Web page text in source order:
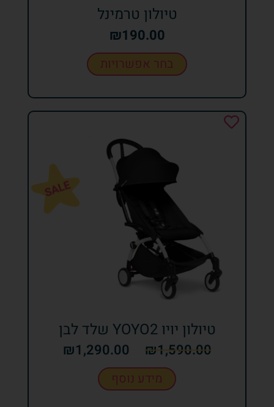
טיולון טרמינל
₪190.00
בחר אפשרויות
טיולון יויו YOYO2 שלד לבן
₪1,590.00
₪1,290.00
מידע נוסף